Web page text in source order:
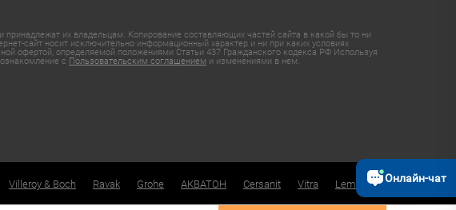
их владельцам. Копирование составляющих частей сайта в какой бы то ни
сайт носит исключительно информационный характер и ни при каких условиях
офертой, определяемой положениями Статьи 437 Гражданского кодекса РФ Используя
с Пользовательским соглашением и изменениями в нем.
Villeroy & Boch Ravak Grohe АКВАТОН Cersanit Vitra Lemark
Онлайн-чат